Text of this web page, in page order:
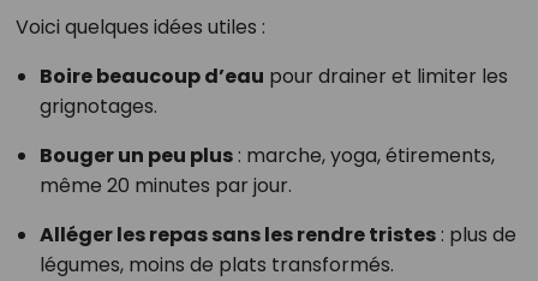
Voici quelques idées utiles :
Boire beaucoup d’eau pour drainer et limiter les
grignotages.
Bouger un peu plus: marche, yoga, étirements,
même 20 minutes par jour.
Alléger les repas sans les rendre tristes: plus de
légumes, moins de plats transformés.